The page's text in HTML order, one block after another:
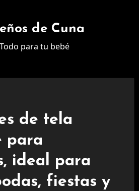
de Cuna
Todo para tu bebé
de tela
para
ideal para
fiestas y